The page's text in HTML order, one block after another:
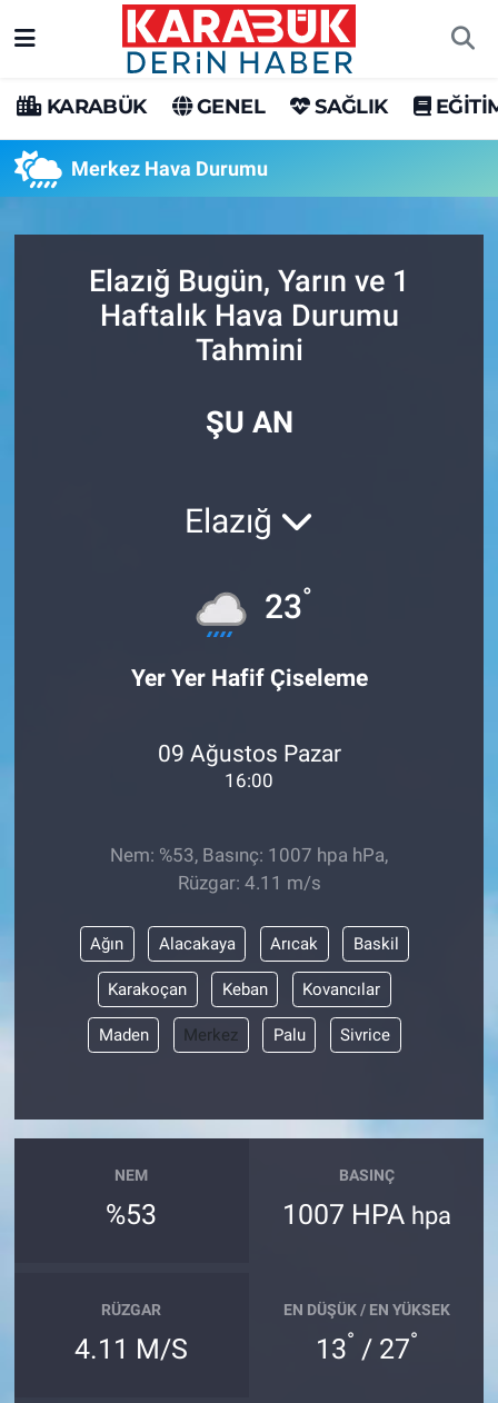
KARABÜK GENEL SAĞLIK
Merkez Hava Durumu
Elazığ Bugün, Yarın ve 1
Haftalık Hava Durumu
Tahmini
ŞU AN
Elazığ
23°
Yer Yer Hafif Çiseleme
09 Ağustos Pazar
16:00
Nem: %53, Basınç: 1007 hpa hPa,
Rüzgar: 4.11 m/s
Ağın Alacakaya Arıcak Baskil
Karakoçan Keban Kovancılar
Maden Merkez Palu Sivrice
NEM
%53
BASINÇ
1007 HPA hpa
RÜZGAR
4.11 M/S
EN DÜŞÜK / EN YÜKSEK
13° / 27°
Karabük Hava Durumu
Karabük Trafik Yoğunluk Haritası
Tüm Manşetler
Son Dakika Haberleri